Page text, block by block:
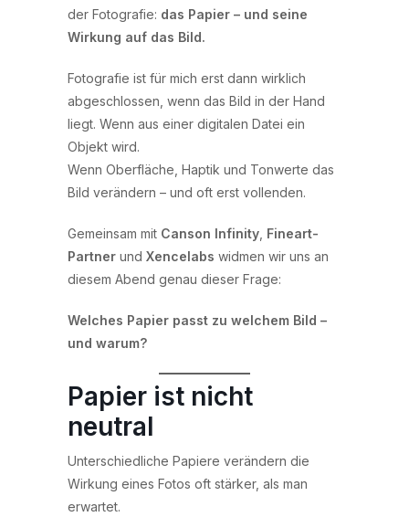
der Fotografie: das Papier – und seine
Wirkung auf das Bild.
Fotografie ist für mich erst dann wirklich
abgeschlossen, wenn das Bild in der Hand
liegt. Wenn aus einer digitalen Datei ein
Objekt wird.
Wenn Oberfläche, Haptik und Tonwerte das
Bild verändern – und oft erst vollenden.
Gemeinsam mit Canson Infinity Fineart-
Partner und Xencelabs widmen wir uns an
diesem Abend genau dieser Frage:
Welches Papier passt zu welchem Bild –
und warum?
Papier ist nicht
neutral
Unterschiedliche Papiere verändern die
Wirkung eines Fotos oft stärker, als man
erwartet.